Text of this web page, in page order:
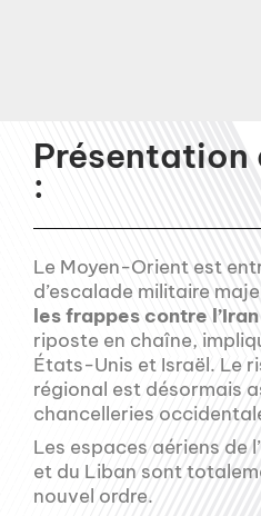
:
Le Moyen-Orient est
d’escalade militaire
les frappes contre l’Iran
riposte en chaîne,
États-Unis et Israël. Le
régional est désormais
chancelleries
Les espaces aériens de
et du Liban sont
nouvel ordre.